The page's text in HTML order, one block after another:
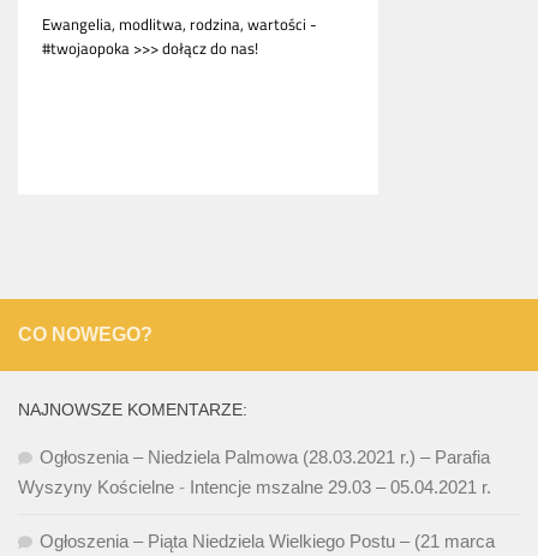
CO NOWEGO?
NAJNOWSZE KOMENTARZE:
Ogłoszenia – Niedziela Palmowa (28.03.2021 r.) – Parafia
Wyszyny Kościelne - Intencje mszalne 29.03 – 05.04.2021 r.
Ogłoszenia – Piąta Niedziela Wielkiego Postu – (21 marca